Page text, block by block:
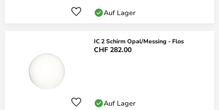
Auf Lager
IC 2 Schirm Opal/Messing - Flos
CHF 282.00
Auf Lager